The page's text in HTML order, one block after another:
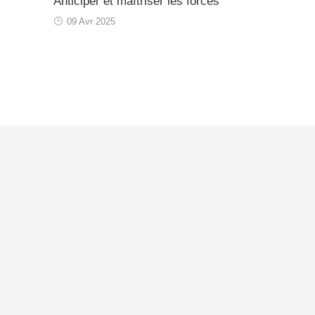
09 Avr 2025